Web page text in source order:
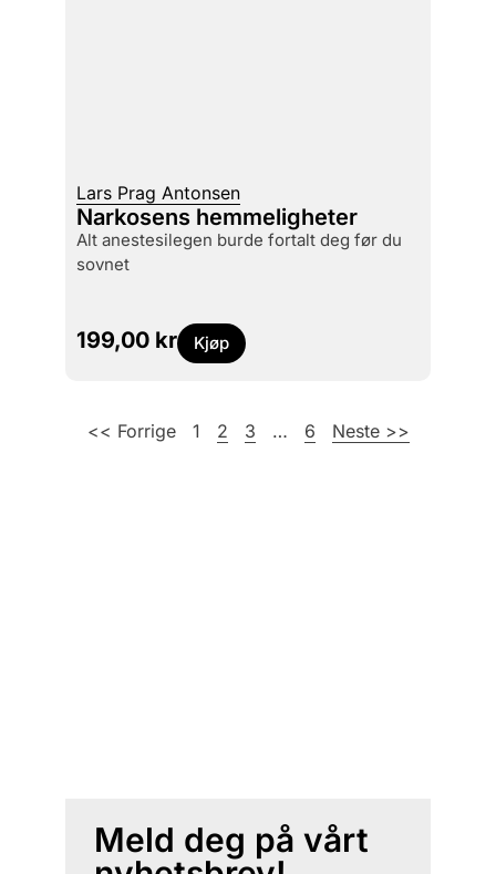
Lars Prag Antonsen
Narkosens hemmeligheter
alt anestesilegen burde fortalt deg før du
sovnet
199,00 kr Kjøp
<< Forrige 1 2 3 … 6 Neste >>
Meld deg på vårt